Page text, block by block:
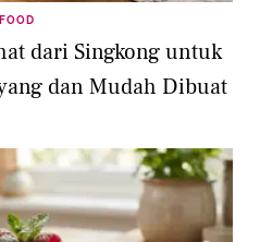
FOOD
dari Singkong untuk
dan Mudah Dibuat